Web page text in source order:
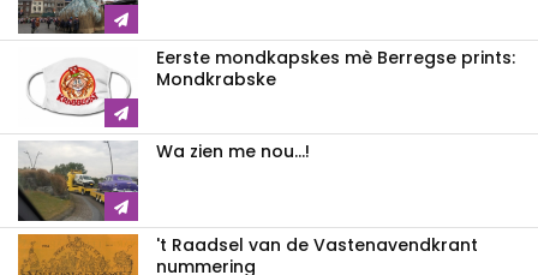
Eerste mondkapskes mè Berregse prints:
Mondkrabske
Wa zien me nou...!
't Raadsel van de Vastenavendkrant
nummering